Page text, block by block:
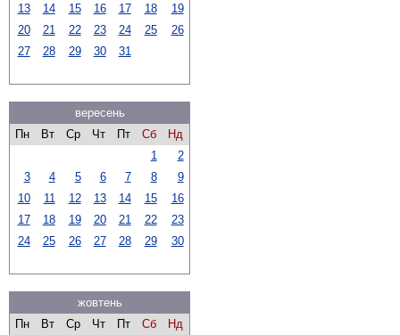
13
14 15 16 17 18
19
20
21 22 23 24 25
26
27
28 29 30 31
вересень
Пн
Вт Ср Чт Пт Сб
Нд
1
2
3
4 5 6 7 8
9
10
11 12 13 14 15
16
17
18 19 20 21 22
23
24
25 26 27 28 29 30
жовтень
Пн
Вт Ср Чт Пт Сб
Нд